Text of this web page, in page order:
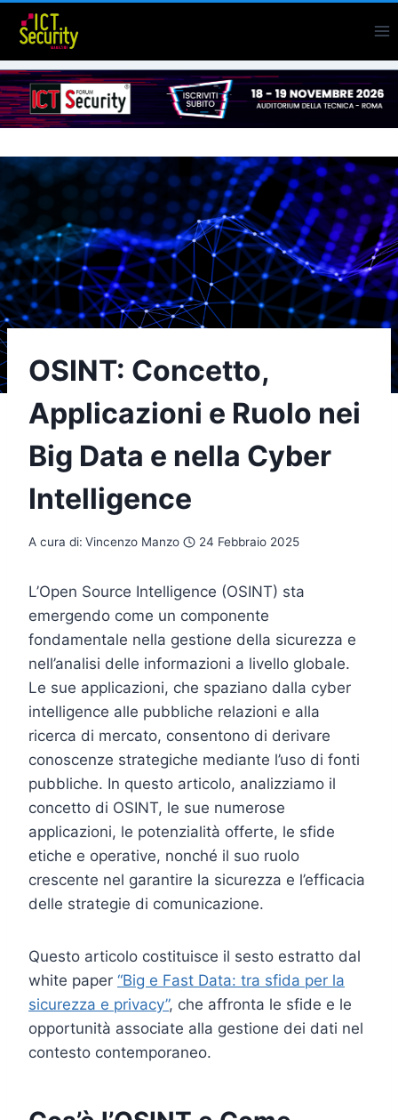
Salta
contenuto
OSINT: Concetto,
Applicazioni e Ruolo nei
Big Data e nella Cyber
Intelligence
A cura di: Vincenzo Manzo 24 Febbraio 2025
L’Open Source Intelligence (OSINT) sta
emergendo come un componente
fondamentale nella gestione della sicurezza e
nell’analisi delle informazioni a livello globale.
Le sue applicazioni, che spaziano dalla cyber
intelligence alle pubbliche relazioni e alla
ricerca di mercato, consentono di derivare
conoscenze strategiche mediante l’uso di fonti
pubbliche. In questo articolo, analizziamo il
concetto di OSINT, le sue numerose
applicazioni, le potenzialità offerte, le sfide
etiche e operative, nonché il suo ruolo
crescente nel garantire la sicurezza e l’efficacia
delle strategie di comunicazione.
Questo articolo costituisce il sesto estratto dal
white paper “Big e Fast Data: tra sfida per la
sicurezza e privacy”, che affronta le sfide e le
opportunità associate alla gestione dei dati nel
contesto contemporaneo.